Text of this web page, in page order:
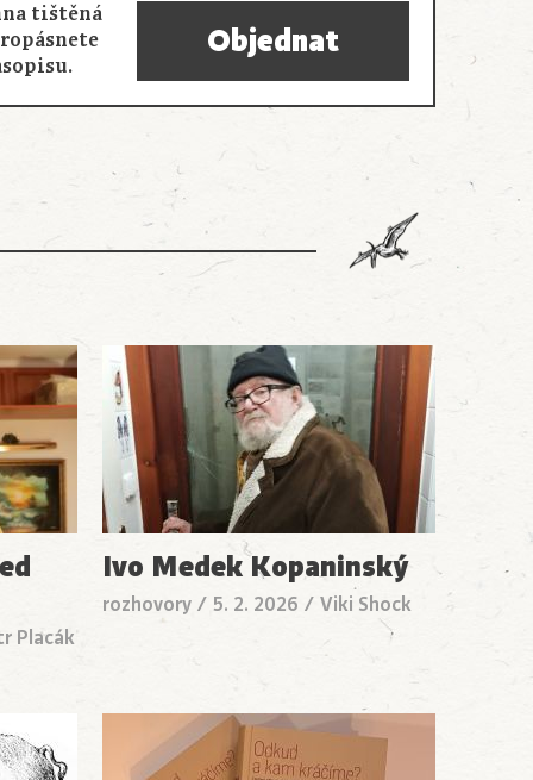
tištěná
Objednat
Placák
Ivo Medek Kopaninský
rozhovory / 5. 2. 2026 /Viki Shock